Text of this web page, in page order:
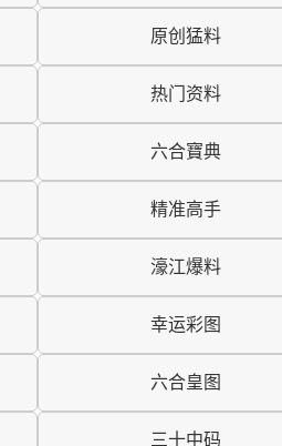
原创猛料
热门资料
六合寶典
精准高手
濠江爆料
幸运彩图
六合皇图
三十中码